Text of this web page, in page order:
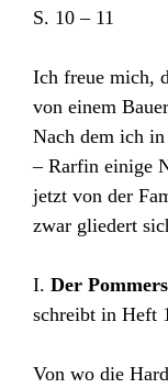
S. 10 – 11
Ich freue mich,
von einem
Nach dem ich
– Rarfin einige
jetzt von der
zwar gliedert
I. Der
schreibt in Heft
Von wo die